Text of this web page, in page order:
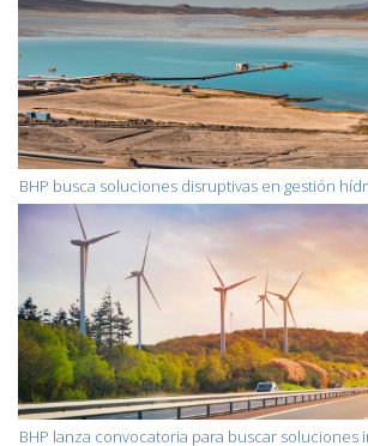
BHP busca soluciones disruptivas en gestión
BHP lanza convocatoria para buscar soluciones